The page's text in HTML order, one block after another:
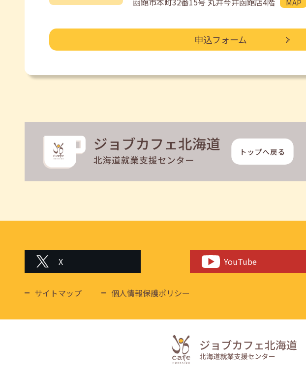
申込フォーム
X YouTube
サイトマップ 個人情報保護ポリシー